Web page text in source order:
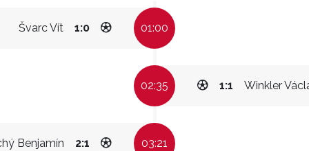
Švarc Vít 1:0 01:00
02:35 Winkler
1:1
Benjamín 2:1 03:21